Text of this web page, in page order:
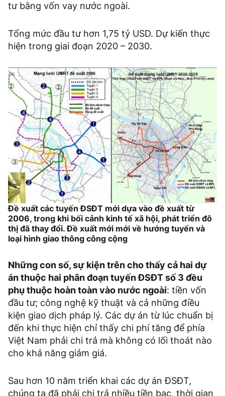
tư bằng vốn vay nước ngoài.
Tổng mức đầu tư hơn 1,75 tỷ USD. Dự kiến thực
hiện trong giai đoạn 2020 – 2030.
Đề xuất các tuyến ĐSĐT mới dựa vào đề xuất từ
2006, trong khi bối cảnh kinh tế xã hội, phát triển đô
thị đã thay đổi. Đề xuất mới mới về hướng tuyến và
loại hình giao thông công cộng
Những con số, sự kiện trên cho thấy cả hai dự
án thuộc hai phân đoạn tuyến ĐSĐT số 3 đều
phụ thuộc hoàn toàn vào nước ngoài: tiền vốn
đầu tư; công nghệ kỹ thuật và cả những điều
kiện giao dịch pháp lý. Các dự án từ lúc chuẩn bị
đến khi thực hiện chỉ thấy chi phí tăng để phía
Việt Nam phải chi trả mà không có lối thoát nào
cho khả năng giảm giá.
Sau hơn 10 năm triển khai các dự án ĐSĐT,
chúng ta đã phải chi trả nhiều tiền bạc, thời gian